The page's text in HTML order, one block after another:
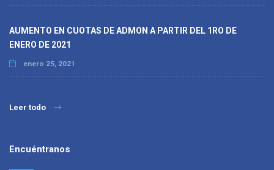
AUMENTO EN CUOTAS DE ADMON A PARTIR DEL 1RO DE
ENERO DE 2021
enero 25, 2021
Leer todo
Encuéntranos